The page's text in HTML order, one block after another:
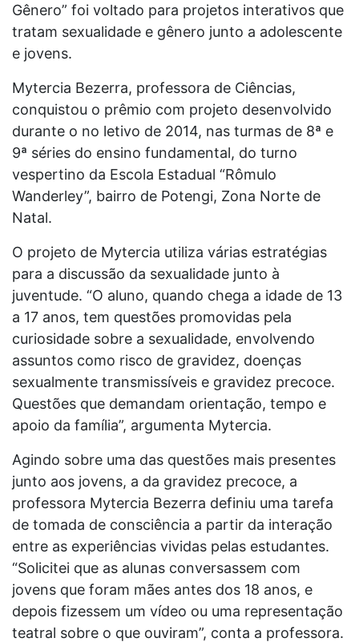
Gênero” foi voltado para projetos interativos que
tratam sexualidade e gênero junto a adolescente
e jovens.
Mytercia Bezerra, professora de Ciências,
conquistou o prêmio com projeto desenvolvido
durante o no letivo de 2014, nas turmas de 8ª e
9ª séries do ensino fundamental, do turno
vespertino da Escola Estadual “Rômulo
Wanderley”, bairro de Potengi, Zona Norte de
Natal.
O projeto de Mytercia utiliza várias estratégias
para a discussão da sexualidade junto à
juventude. “O aluno, quando chega a idade de 13
a 17 anos, tem questões promovidas pela
curiosidade sobre a sexualidade, envolvendo
assuntos como risco de gravidez, doenças
sexualmente transmissíveis e gravidez precoce.
Questões que demandam orientação, tempo e
apoio da família”, argumenta Mytercia.
Agindo sobre uma das questões mais presentes
junto aos jovens, a da gravidez precoce, a
professora Mytercia Bezerra definiu uma tarefa
de tomada de consciência a partir da interação
entre as experiências vividas pelas estudantes.
“Solicitei que as alunas conversassem com
jovens que foram mães antes dos 18 anos, e
depois fizessem um vídeo ou uma representação
teatral sobre o que ouviram”, conta a professora.